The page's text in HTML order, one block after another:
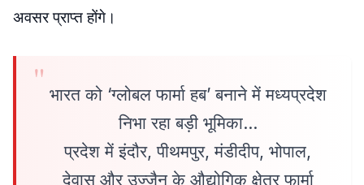
अवसर प्राप्त होंगे।
भारत को ‘ग्लोबल फार्मा हब’ बनाने में मध्यप्रदेश
निभा रहा बड़ी भूमिका…
प्रदेश में इंदौर, पीथमपुर, मंडीदीप, भोपाल,
देवास और उज्जैन के औद्योगिक क्षेत्र फार्मा